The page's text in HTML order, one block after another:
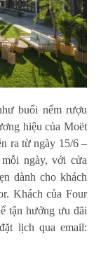
buổi nếm rượu
hiệu của Moët
ra từ ngày 15/6 –
ngày, với cửa
dành cho khách
Khách của Four
tận hưởng ưu đãi
lịch qua email: